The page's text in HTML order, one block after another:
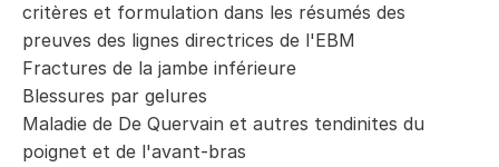
critères et formulation dans les résumés des
preuves des lignes directrices de l'EBM
Fractures de la jambe inférieure
Blessures par gelures
Maladie de De Quervain et autres tendinites du
poignet et de l'avant-bras